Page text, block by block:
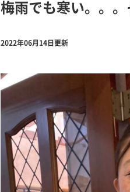
梅雨でも寒い。。
2022年06月14日更新